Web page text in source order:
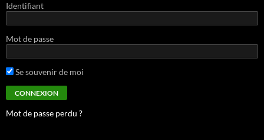
Identifiant
Mot de passe
Se souvenir de moi
Mot de passe perdu ?